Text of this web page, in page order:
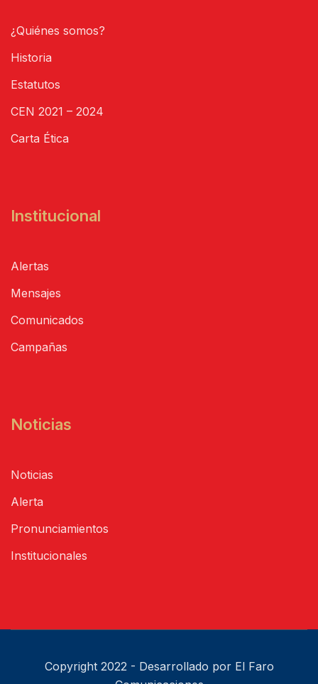
¿Quiénes somos?
Historia
Estatutos
CEN 2021 – 2024
Carta Ética
Institucional
Alertas
Mensajes
Comunicados
Campañas
Noticias
Noticias
Alerta
Pronunciamientos
Institucionales
Copyright 2022 - Desarrollado por El Faro